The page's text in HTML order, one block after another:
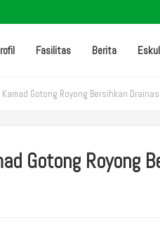
Fasilitas Berita Eskul
Gotong Royong Bersihkan
Gotong Royong